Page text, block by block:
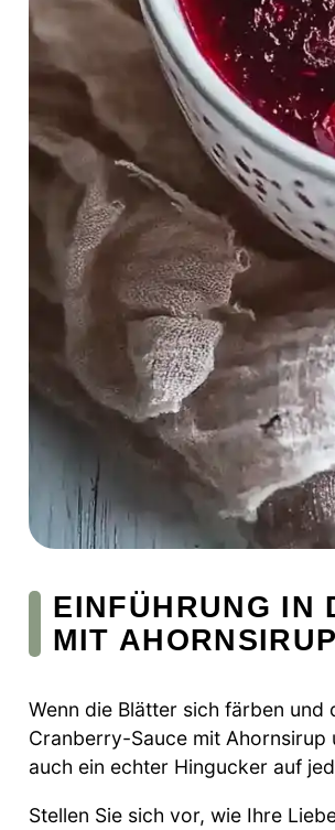
EINFÜHRUNG IN
MIT
Wenn die Blätter sich färben
Cranberry-Sauce mit Ahornsirup
auch ein echter Hingucker auf
Stellen Sie sich vor, wie Ihre